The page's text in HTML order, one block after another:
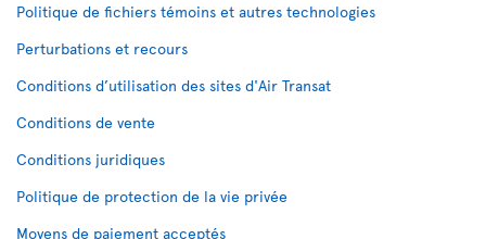
Politique de fichiers témoins et autres technologies
Perturbations et recours
Conditions d’utilisation des sites d'Air Transat
Conditions de vente
Conditions juridiques
Politique de protection de la vie privée
Moyens de paiement acceptés